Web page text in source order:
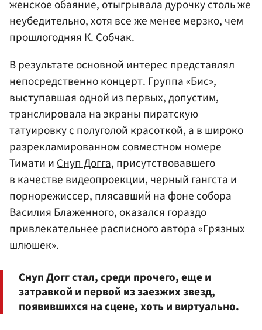
женское обаяние, отыгрывала дурочку столь же
неубедительно, хотя все же менее мерзко, чем
прошлогодняяК. Собчак.
В результате основной интерес представлял
непосредственно концерт. Группа «Бис»,
выступавшая одной из первых, допустим,
транслировала на экраны пиратскую
татуировку с полуголой красоткой, а в широко
разрекламированном совместном номере
Тимати иСнуп Догга, присутствовавшего
в качестве видеопроекции, черный гангста и
порнорежиссер, плясавший на фоне собора
Василия Блаженного, оказался гораздо
привлекательнее расписного автора «Грязных
шлюшек».
Снуп Догг стал, среди прочего, еще и
затравкой и первой из заезжих звезд,
появившихся на сцене, хоть и виртуально.